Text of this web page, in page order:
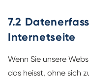
7.2
Internetseite
Wenn Sie unsere
das heisst, ohne sich